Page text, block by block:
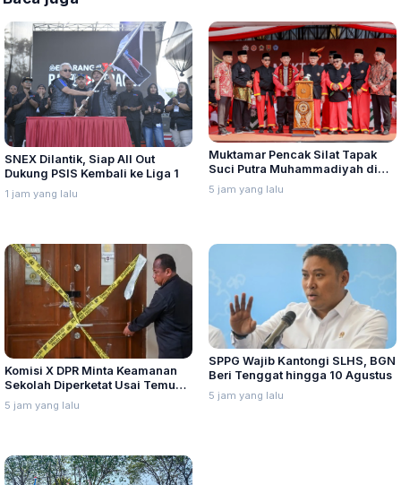
SNEX Dilantik, Siap All Out
Dukung PSIS Kembali ke Liga 1
1 jam yang lalu
Muktamar Pencak Silat Tapak
Suci Putra Muhammadiyah di
Semarang Hadirkan Pesilat dari
Lima Negara
5 jam yang lalu
Komisi X DPR Minta Keamanan
Sekolah Diperketat Usai Temuan
Senjata dan Narkotika
5 jam yang lalu
SPPG Wajib Kantongi SLHS, BGN
Beri Tenggat hingga 10 Agustus
5 jam yang lalu